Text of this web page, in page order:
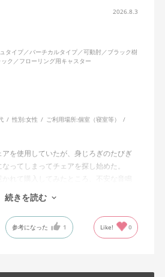
2026.8.3
タイプ／バーチカルタイプ／可動肘／ブラック樹
ク／フローリング用キャスター
性別:女性 ご利用場所:個室（寝室等）
を使用していたが、身じろぎのたびぎ
ってしまってチェアを探し始めた。
かれて購入してみたところ、不安な音鳴
る時と立つ時はカッチョンと音がする。
椅子が倒れないように立ち上がると水平
。
るためのデスクで使用しているためお
ルな座面が嬉しい。
続きを読む
参考になった 1 Like! 0